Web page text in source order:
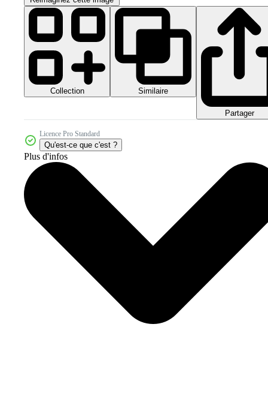
Collection Similaire
Partager
Licence Pro Standard
Qu'est-ce que c'est ?
Plus d'infos